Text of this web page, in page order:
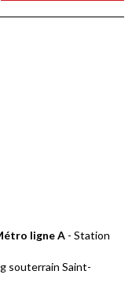
ligne A - Station
souterrain Saint-